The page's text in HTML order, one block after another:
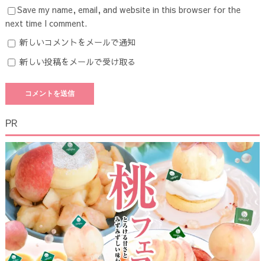
Save my name, email, and website in this browser for the
next time I comment.
新しいコメントをメールで通知
新しい投稿をメールで受け取る
PR